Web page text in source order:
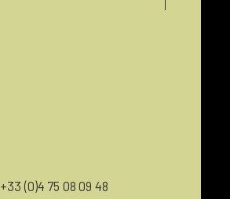
+33 (0)4 75 08 09 48